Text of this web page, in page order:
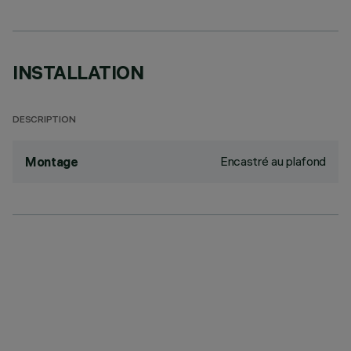
INSTALLATION
DESCRIPTION
Montage Encastré au plafond